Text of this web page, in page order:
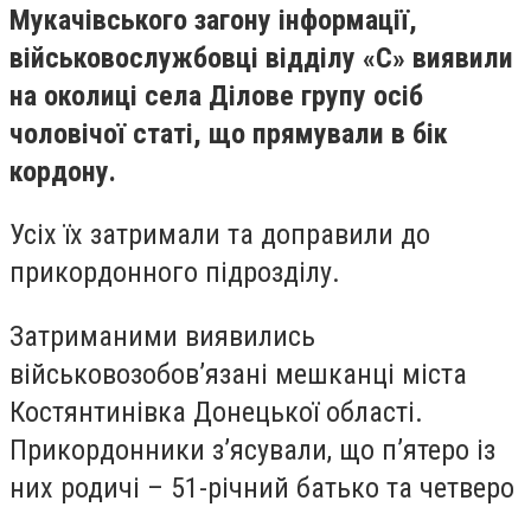
Мукачівського загону інформації,
військовослужбовці відділу «С» виявили
на околиці села Ділове групу осіб
чоловічої статі, що прямували в бік
кордону.
Усіх їх затримали та доправили до
прикордонного підрозділу.
Затриманими виявились
військовозобов’язані мешканці міста
Костянтинівка Донецької області.
Прикордонники з’ясували, що п’ятеро із
них родичі – 51-річний батько та четверо